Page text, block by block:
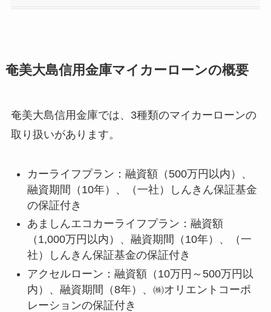
奄美大島信用金庫マイカーローンの概要
奄美大島信用金庫では、3種類のマイカーローンの
取り扱いがあります。
カーライフプラン：融資額（500万円以内）、
融資期間（10年）、（一社）しんきん保証基金
の保証付き
あましんエコカーライフプラン：融資額
（1,000万円以内）、融資期間（10年）、（一
社）しんきん保証基金の保証付き
アクセルローン：融資額（10万円～500万円以
内）、融資期間（8年）、㈱オリエントコーポ
レーションの保証付き